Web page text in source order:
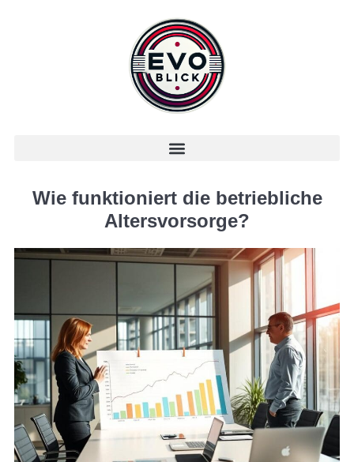
Wie funktioniert die betriebliche
Altersvorsorge?